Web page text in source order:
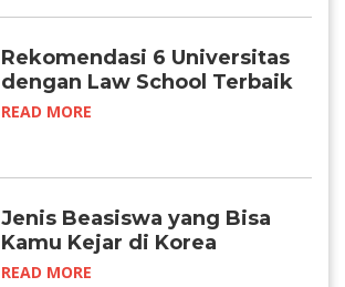
Rekomendasi 6 Universitas
dengan Law School Terbaik
di Korea
READ MORE
Jenis Beasiswa yang Bisa
Kamu Kejar di Korea
University
READ MORE